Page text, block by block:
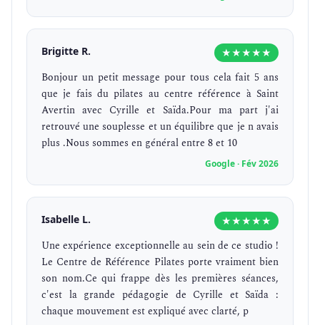
Brigitte R. ★★★★★
Bonjour un petit message pour tous cela fait 5 ans
que je fais du pilates au centre référence à Saint
Avertin avec Cyrille et Saïda.Pour ma part j'ai
retrouvé une souplesse et un équilibre que je n avais
plus .Nous sommes en général entre 8 et 10
Google · Fév 2026
Isabelle L. ★★★★★
Une expérience exceptionnelle au sein de ce studio !
Le Centre de Référence Pilates porte vraiment bien
son nom.Ce qui frappe dès les premières séances,
c'est la grande pédagogie de Cyrille et Saïda :
chaque mouvement est expliqué avec clarté, p